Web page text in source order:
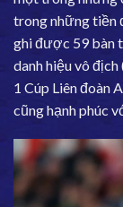
trong những tiền
ghi được 59 bàn
danh hiệu vô
1 Cúp Liên đoàn
cũng hạnh phúc